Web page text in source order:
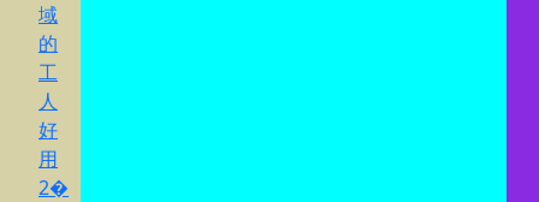
域
的
工
人
好
用
2�